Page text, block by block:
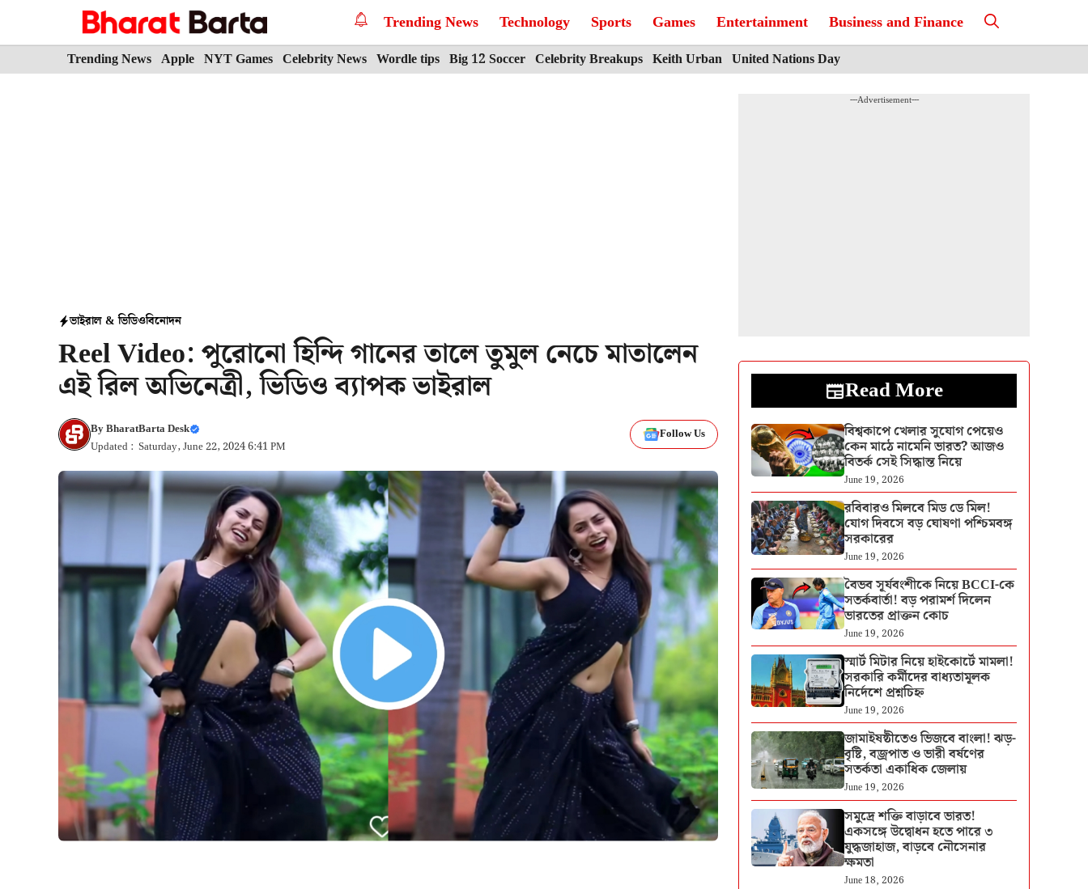
Trending News Technology Sports Games Entertainment Business and Finance
Trending News Apple NYT Games Celebrity News Wordle tips Big 12 Soccer Celebrity Breakups Keith Urban United Nations Day
ভাইরাল & ভিডিওবিনোদন
Reel Video: পুরোনো হিন্দি গানের তালে তুমুল নেচে মাতালেন
এই রিল অভিনেত্রী, ভিডিও ব্যাপক ভাইরাল
ByBharatBarta Desk
Updated : Saturday, June 22, 2024 6:41 PM
Follow Us
---Advertisement---
Read More
বিশ্বকাপে খেলার সুযোগ পেয়েও
কেন মাঠে নামেনি ভারত? আজও
বিতর্ক সেই সিদ্ধান্ত নিয়ে
June 19, 2026
রবিবারও মিলবে মিড ডে মিল!
যোগ দিবসে বড় ঘোষণা পশ্চিমবঙ্গ
সরকারের
June 19, 2026
বৈভব সূর্যবংশীকে নিয়ে BCCI-কে
সতর্কবার্তা! বড় পরামর্শ দিলেন
ভারতের প্রাক্তন কোচ
June 19, 2026
স্মার্ট মিটার নিয়ে হাইকোর্টে মামলা!
সরকারি কর্মীদের বাধ্যতামূলক
নির্দেশে প্রশ্নচিহ্ন
June 19, 2026
জামাইষষ্ঠীতেও ভিজবে বাংলা! ঝড়-
বৃষ্টি, বজ্রপাত ও ভারী বর্ষণের
সতর্কতা একাধিক জেলায়
June 19, 2026
সমুদ্রে শক্তি বাড়াবে ভারত!
একসঙ্গে উদ্বোধন হতে পারে ৩
যুদ্ধজাহাজ, বাড়বে নৌসেনার
ক্ষমতা
June 18, 2026